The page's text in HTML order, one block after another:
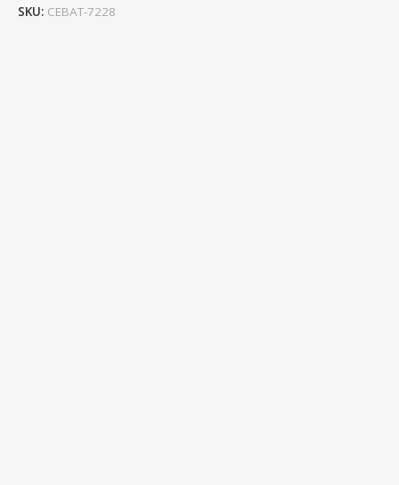
SKU: CEBAT-7228